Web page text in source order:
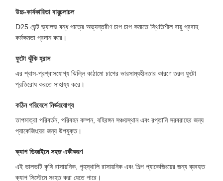
উচ্চ-কার্যকারিতা বায়ুচলাচল
D25 ভেন্ট ভ্যালভ বন্ধ পাত্রে অভ্যন্তরীণ চাপ চাপ কমাতে স্থিতিশীল বায়ু প্রবাহ
কর্মক্ষমতা প্রদান করে।
ফুটো ঝুঁকি হ্রাস
এর শ্বাস-প্রশ্বাসযোগ্য ঝিল্লি কাঠামো চাপের ভারসাম্যহীনতার কারণে তরল ফুটো
প্রতিরোধ করতে সাহায্য করে।
কঠিন পরিবেশে নির্ভরযোগ্য
তাপমাত্রা পরিবর্তন, পরিবহন কম্পন, বহিরঙ্গন সঞ্চয়স্থান এবং রপ্তানি সরবরাহের জন্য
প্যাকেজিংয়ের জন্য উপযুক্ত।
ক্যাপ ডিজাইনে সহজ একীকরণ
এই ভালভটি কৃষি রাসায়নিক, গৃহস্থালি রাসায়নিক এবং শিল্প প্যাকেজিংয়ের জন্য ব্যবহৃত
ক্যাপ সিস্টেমে সংহত করা যেতে পারে।